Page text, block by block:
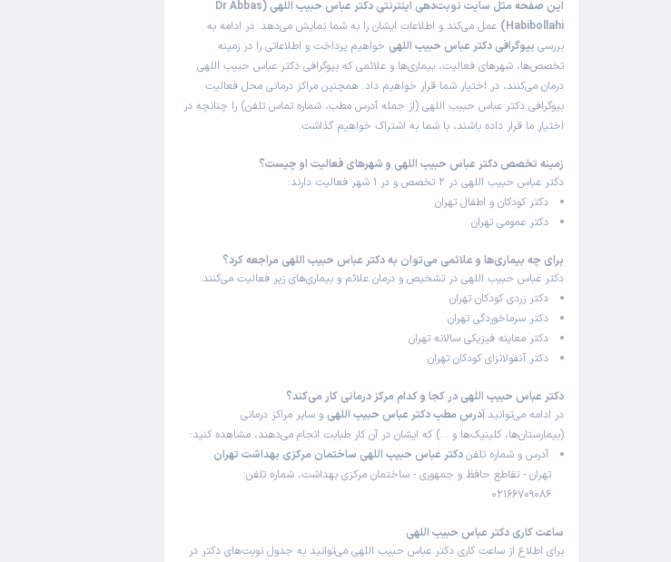
این صفحه مثل سایت نوبت‌دهی اینترنتی دکتر عباس حبیب اللهی (Dr Abbas
Habibollahi)
عمل می‌کند و اطلاعات ایشان را به شما نمایش می‌دهد. در ادامه به
بررسی بیوگرافی دکتر عباس حبیب اللهی خواهیم پرداخت و اطلاعاتی را در زمینه
تخصص‌ها، شهرهای فعالیت، بیماری‌ها و علائمی که بیوگرافی دکتر عباس حبیب اللهی
درمان می‌کنند، در اختیار شما قرار خواهیم داد. همچنین مراکز درمانی محل فعالیت
بیوگرافی دکتر عباس حبیب اللهی (از جمله آدرس مطب، شماره تماس تلفن) را چنانچه در
اختیار ما قرار داده باشند، با شما به اشتراک خواهیم گذاشت.
زمینه تخصص دکتر عباس حبیب اللهی و شهرهای فعالیت او چیست؟
دکتر عباس حبیب اللهی در 2 تخصص و در 1 شهر فعالیت دارند:
دکتر کودکان و اطفال تهران
دکتر عمومی تهران
برای چه بیماری‌ها و علائمی می‌توان به دکتر عباس حبیب اللهی مراجعه کرد؟
دکتر عباس حبیب اللهی در تشخیص و درمان علائم و بیماری‌های زیر فعالیت می‌کنند:
دکتر زردی کودکان تهران
دکتر سرماخوردگی تهران
دکتر معاینه فیزیکی سالانه تهران
دکتر آنفولانزای کودکان تهران
دکتر عباس حبیب اللهی در کجا و کدام مرکز درمانی کار می‌کند؟
در ادامه می‌توانید آدرس مطب دکتر عباس حبیب اللهی و سایر مراکز درمانی
(بیمارستان‌ها، کلینیک‌ها و …) که ایشان در آن کار طبابت انجام می‌دهند، مشاهده کنید:
آدرس و شماره تلفندکتر عباس حبیب اللهی ساختمان مرکزی بهداشت تهران
تهران - تقاطع حافظ و جمهوری - ساختمان مرکزی بهداشت، شماره تلفن:
02166709086
ساعت کاری دکتر عباس حبیب اللهی
برای اطلاع از ساعت کاری دکتر عباس حبیب اللهی می‌توانید به جدول نوبت‌های دکتر در